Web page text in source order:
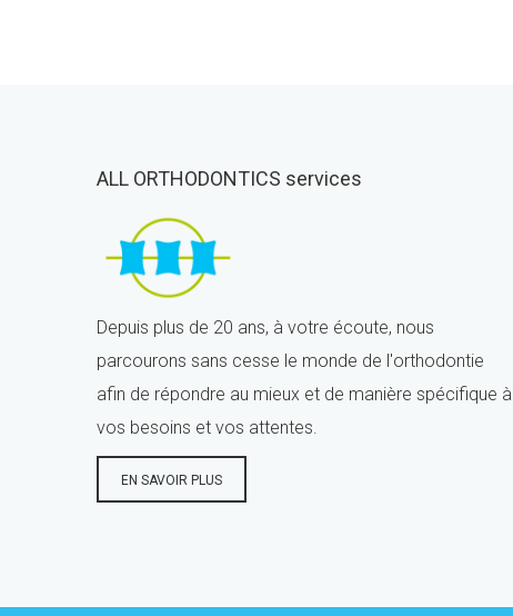
ALL ORTHODONTICS services
Depuis plus de 20 ans, à votre écoute, nous
parcourons sans cesse le monde de l'orthodontie
afin de répondre au mieux et de manière spécifique à
vos besoins et vos attentes.
EN SAVOIR PLUS